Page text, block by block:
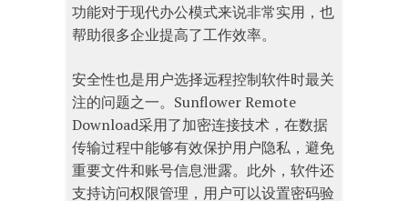
功能对于现代办公模式来说非常实用，也
帮助很多企业提高了工作效率。
安全性也是用户选择远程控制软件时最关
注的问题之一。Sunflower Remote
Download采用了加密连接技术，在数据
传输过程中能够有效保护用户隐私，避免
重要文件和账号信息泄露。此外，软件还
支持访问权限管理，用户可以设置密码验